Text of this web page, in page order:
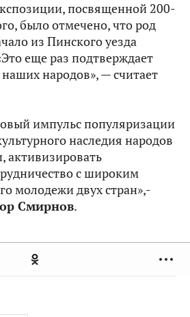
посвященной 200-
было отмечено, что род
из Пинского уезда
еще раз подтверждает
народов», — считает
импульс популяризации
наследия народов
активизировать
с широким
молодежи двух стран»,-
Смирнов.